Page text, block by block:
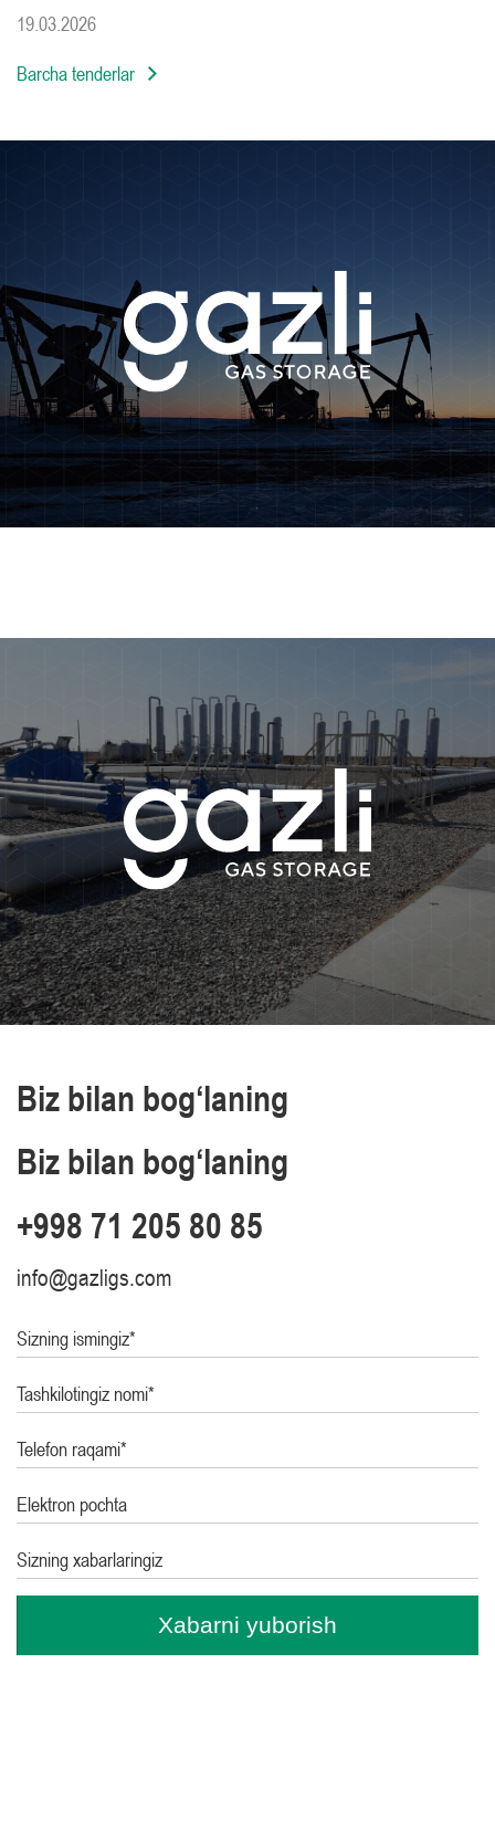
19.03.2026
Barcha tenderlar
Biz bilan bog‘laning
Biz bilan bog‘laning
+998 71 205 80 85
info@gazligs.com
Sizning ismingiz*
Tashkilotingiz nomi*
Telefon raqami*
Elektron pochta
Sizning xabarlaringiz
Xabarni yuborish